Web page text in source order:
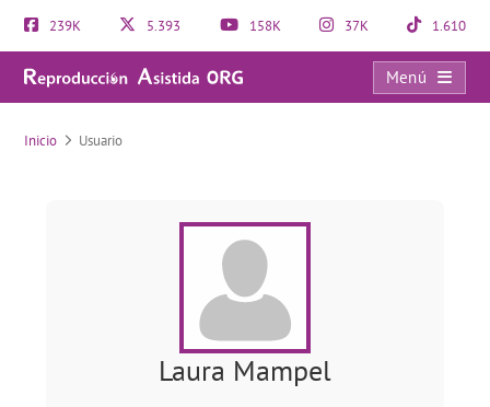
239K 5.393 158K 37K 1.610
Menú
Usuario
Inicio Usuario
Laura Mampel